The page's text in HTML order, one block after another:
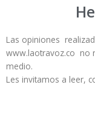
Las opiniones
www.laotravoz.co no
medio.
Les invitamos a leer,